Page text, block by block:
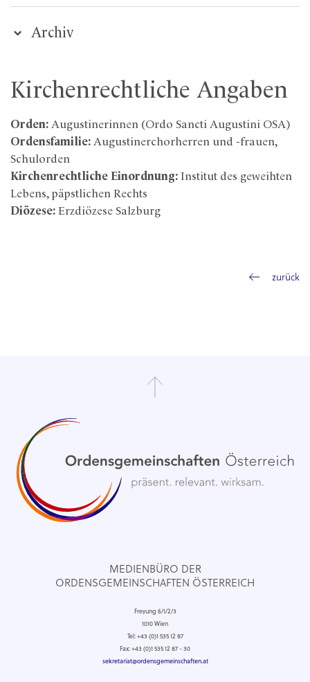
Archiv
Kirchenrechtliche Angaben
Orden: Augustinerinnen (Ordo Sancti Augustini OSA)
Ordensfamilie: Augustinerchorherren und -frauen,
Schulorden
Kirchenrechtliche Einordnung: Institut des geweihten
Lebens, päpstlichen Rechts
Diözese: Erzdiözese Salzburg
zurück
MEDIENBÜRO DER
ORDENSGEMEINSCHAFTEN ÖSTERREICH
Freyung 6/1/2/3
1010 Wien
Tel: +43 (0)1 535 12 87
Fax: +43 (0)1 535 12 87 - 30
sekretariat@ordensgemeinschaften.at